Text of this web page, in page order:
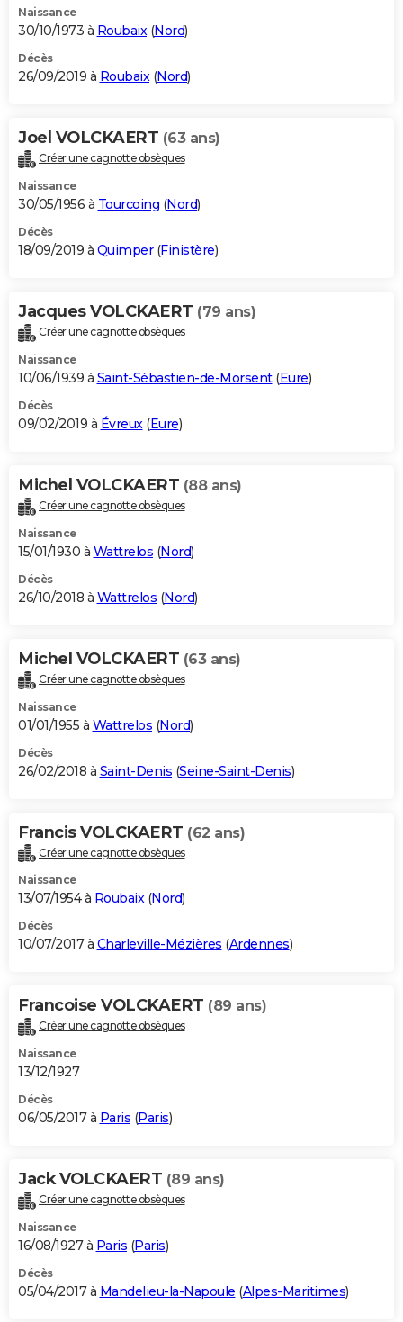
Naissance
30/10/1973 à Roubaix(Nord)
Décès
26/09/2019 à Roubaix(Nord)
Joel VOLCKAERT (63 ans)
Créer une cagnotte obsèques
Naissance
30/05/1956 à Tourcoing (Nord)
Décès
18/09/2019 à Quimper(Finistère)
Jacques VOLCKAERT (79 ans)
Créer une cagnotte obsèques
Naissance
10/06/1939 à Saint-Sébastien-de-Morsent(Eure)
Décès
09/02/2019 à Évreux(Eure)
Michel VOLCKAERT (88 ans)
Créer une cagnotte obsèques
Naissance
15/01/1930 à Wattrelos (Nord)
Décès
26/10/2018 à Wattrelos (Nord)
Michel VOLCKAERT (63 ans)
Créer une cagnotte obsèques
Naissance
01/01/1955 à Wattrelos (Nord)
Décès
26/02/2018 à Saint-Denis (Seine-Saint-Denis)
Francis VOLCKAERT (62 ans)
Créer une cagnotte obsèques
Naissance
13/07/1954 à Roubaix(Nord)
Décès
10/07/2017 à Charleville-Mézières (Ardennes)
Francoise VOLCKAERT (89 ans)
Créer une cagnotte obsèques
Naissance
13/12/1927
Décès
06/05/2017 à Paris (Paris)
Jack VOLCKAERT (89 ans)
Créer une cagnotte obsèques
Naissance
16/08/1927 à Paris (Paris)
Décès
05/04/2017 à Mandelieu-la-Napoule (Alpes-Maritimes)